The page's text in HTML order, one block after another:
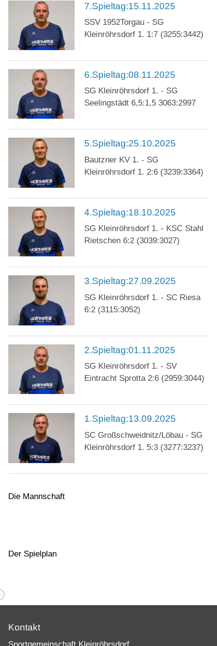
7.Spieltag:15.11.2025
SSV 1952Torgau - SG
Kleinröhrsdorf 1. 1:7 (3255:3442)
6.Spieltag:08.11.2025
SG Kleinröhrsdorf 1. - SG
Seelingstädt 6,5:1,5 3063:2997
5.Spieltag:25.10.2025
Bautzner KV 1. - SG
Kleinröhrsdorf 1. 2:6 (3239:3364)
4.Spieltag:18.10.2025
SG Kleinröhrsdorf 1. - KSC Stahl
Rietschen 6:2 (3039:3027)
3.Spieltag:27.09.2025
SG Kleinröhrsdorf 1. - SC Riesa
6:2 (3115:3052)
2.Spieltag:01.11.2025
SG Kleinröhrsdorf 1. - SV
Eintracht Sprotta 2:6 (2959:3044)
1.Spieltag:13.09.2025
SC Großschweidnitz/Löbau - SG
Kleinröhrsdorf 1. 5:3 (3277:3237)
Die Mannschaft
Der Spielplan
Kontakt